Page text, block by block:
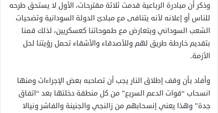
وذكر أن مبادرة الرباعية قدمت ثلاثة مقترحات، الأول لا يستحق طرحه
للناس أو إعلانه لأنه يتنافى مع مبادئ الدولة السودانية وتضحيات
الشعب السوداني ويتعارض مع طموحاتنا كعسكريين، لذلك قمنا
بتقديم خارطة طريق لهم وللأصدقاء والأشقاء تحمل رؤيتنا لحل
الأزمة.
وأفاد بأن وقف إطلاق النار يجب أن تصاحبه بعض الإجراءات ومنها
انسحاب “قوات الدعم السريع” من كل منطقة دخلتها بعد “اتفاق
جدة” وهذا يعني إنسحابهم من زالنجي والجنينة والفاشر ونيالا